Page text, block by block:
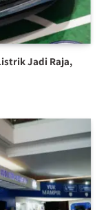
Jadi Raja,